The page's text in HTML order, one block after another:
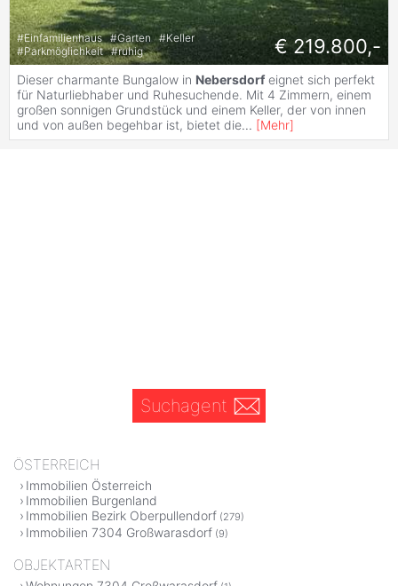
#Einfamilienhaus #Garten #Keller
#Parkmöglichkeit #ruhig € 219.800,-
Dieser charmante Bungalow in Nebersdorf eignet sich perfekt
für Naturliebhaber und Ruhesuchende. Mit 4 Zimmern, einem
großen sonnigen Grundstück und einem Keller, der von innen
und von außen begehbar ist, bietet die... [Mehr]
Suchagent
ÖSTERREICH
Immobilien Österreich
Immobilien Burgenland
Immobilien Bezirk Oberpullendorf (279)
Immobilien 7304 Großwarasdorf (9)
OBJEKTARTEN